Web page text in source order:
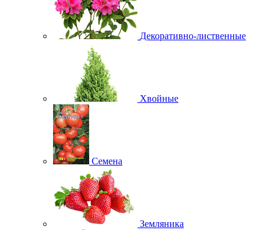
Декоративно-лиственные
Хвойные
Семена
Земляника